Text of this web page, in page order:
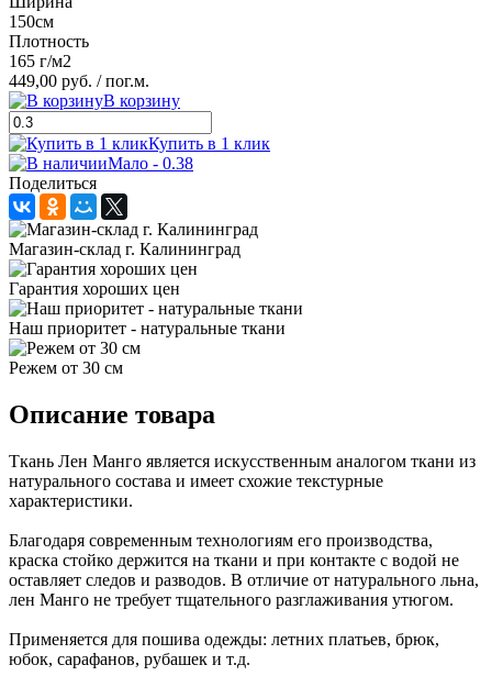
150см
Плотность
165 г/м2
449,00 руб. / пог.м.
В корзину
Купить в 1 клик
Мало - 0.38
Поделиться
Магазин-склад г. Калининград
Гарантия хороших цен
Наш приоритет - натуральные ткани
Режем от 30 см
Описание товара
Ткань Лен Манго является искусственным аналогом ткани из
натурального состава и имеет схожие текстурные
характеристики.
Благодаря современным технологиям его производства,
краска стойко держится на ткани и при контакте с водой не
оставляет следов и разводов. В отличие от натурального льна,
лен Манго не требует тщательного разглаживания утюгом.
Применяется для пошива одежды: летних платьев, брюк,
юбок, сарафанов, рубашек и т.д.